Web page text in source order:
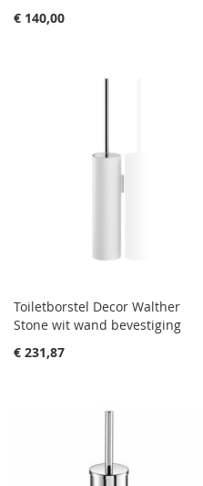
€ 140,00
Toiletborstel Decor Walther
Stone wit wand bevestiging
€ 231,87